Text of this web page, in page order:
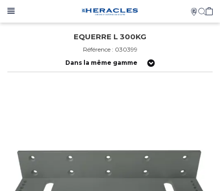
EQUERRE L 300KG
Référence : 030399
Dans la même gamme